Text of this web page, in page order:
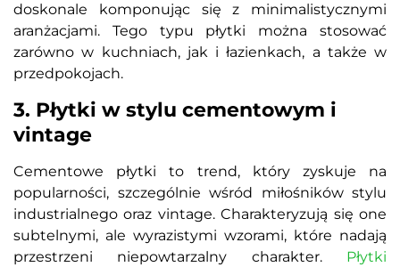
doskonale komponując się z minimalistycznymi
aranżacjami. Tego typu płytki można stosować
zarówno w kuchniach, jak i łazienkach, a także w
przedpokojach.
3. Płytki w stylu cementowym i
vintage
Cementowe płytki to trend, który zyskuje na
popularności, szczególnie wśród miłośników stylu
industrialnego oraz vintage. Charakteryzują się one
subtelnymi, ale wyrazistymi wzorami, które nadają
przestrzeni niepowtarzalny charakter. Płytki